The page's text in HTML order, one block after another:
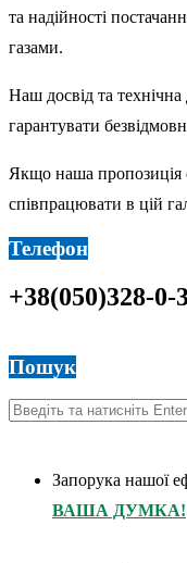
та надійності
газами.
Наш досвід та технічна
гарантувати
Якщо наша пропозиція
співпрацювати в цій
Телефон
+38(050)328-0-
Пошук
Запорука нашої
ВАША ДУМКА!